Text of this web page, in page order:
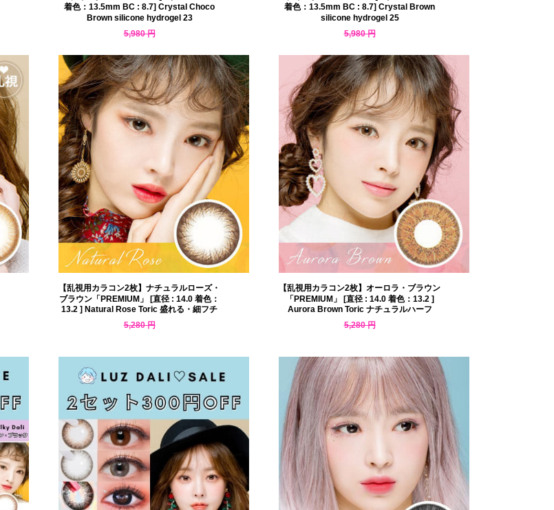
着色：13.5mm BC : 8.7] Crystal Choco
Brown silicone hydrogel 23
5,980 円
着色：13.5mm BC : 8.7] Crystal Brown
silicone hydrogel 25
5,980 円
【乱視用カラコン2枚】ナチュラルローズ・
ブラウン「PREMIUM」 [直径 : 14.0 着色：
13.2 ] Natural Rose Toric 盛れる・細フチ
5,280 円
【乱視用カラコン2枚】オーロラ・ブラウン
「PREMIUM」 [直径 : 14.0 着色：13.2 ]
Aurora Brown Toric ナチュラルハーフ
5,280 円